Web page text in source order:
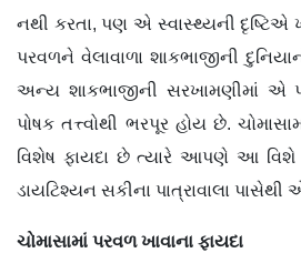
નથી કરતા, પણ એ સ્વાસ્થ્યની
પરવળને વેલાવાળા શાકભાજીની
અન્ય શાકભાજીની સરખામણીમાં એ
પોષક તત્ત્વોથી ભરપૂર હોય છે.
વિશેષ ફાયદા છે ત્યારે આપણે આ વિશે
ડાયટિશ્યન સકીના પાત્રાવાલા
ચોમાસામાં પરવળ ખાવાના ફાયદા